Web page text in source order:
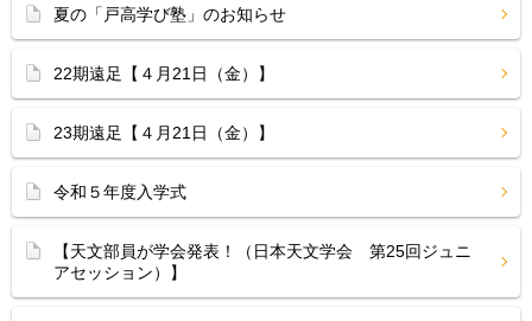
夏の「戸高学び塾」のお知らせ
22期遠足【４月21日（金）】
23期遠足【４月21日（金）】
令和５年度入学式
【天文部員が学会発表！（日本天文学会 第25回ジュニ
アセッション）】